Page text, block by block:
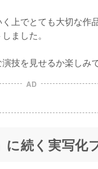
上でとても大切な作
ました。
技を見せるか楽しみで
AD
に続く実写化